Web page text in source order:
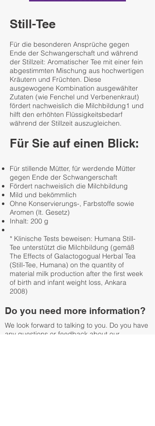
Still-Tee
Für die besonderen Ansprüche gegen
Ende der Schwangerschaft und während
der Stillzeit: Aromatischer Tee mit einer fein
abgestimmten Mischung aus hochwertigen
Kräutern und Früchten. Diese
ausgewogene Kombination ausgewählter
Zutaten (wie Fenchel und Verbenenkraut)
fördert nachweislich die Milchbildung1 und
hilft den erhöhten Flüssigkeitsbedarf
während der Stillzeit auszugleichen.
Für Sie auf einen Blick:
Für stillende Mütter, für werdende Mütter
gegen Ende der Schwangerschaft
Fördert nachweislich die Milchbildung
Mild und bekömmlich
Ohne Konservierungs-, Farbstoffe sowie
Aromen (lt. Gesetz)
Inhalt: 200 g
* Klinische Tests beweisen: Humana Still-
Tee unterstützt die Milchbildung (gemäß
The Effects of Galactogogual Herbal Tea
(Still-Tee, Humana) on the quantity of
material milk production after the first week
of birth and infant weight loss, Ankara
2008)
Do you need more information?
We look forward to talking to you. Do you have
any questions or feedback about our